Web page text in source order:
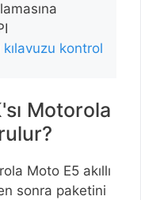
kılavuzu kontrol
Motorola
Moto E5 akıllı
sonra paketini